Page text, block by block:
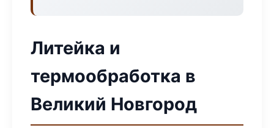
Литейка и
термообработка в
Великий Новгород